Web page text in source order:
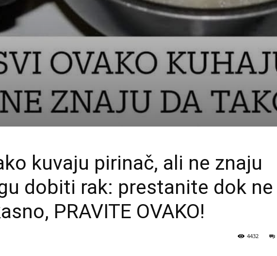
kuvaju pirinač, ali ne znaju
dobiti rak: prestanite dok ne
PRAVITE OVAKO!
4432